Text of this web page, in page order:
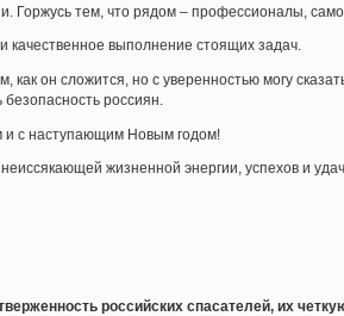
Горжусь тем, что рядом – профессионалы,
качественное выполнение стоящих задач.
он сложится, но с уверенностью могу
россиян.
и с наступающим Новым годом!
жизненной энергии, успехов и
российских спасателей, их